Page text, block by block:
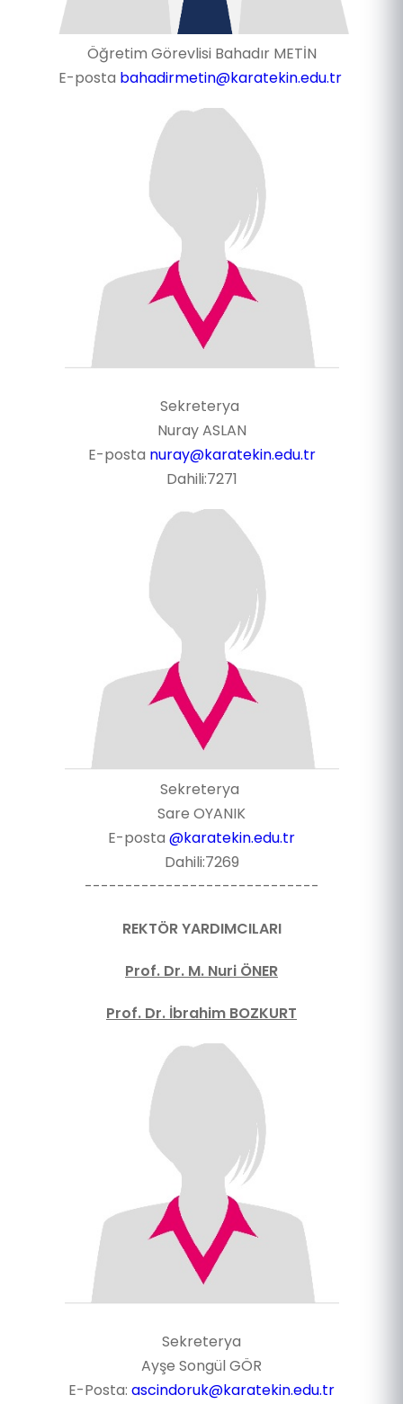
Öğretim Görevlisi Bahadır METİN
E-posta bahadirmetin@karatekin.edu.tr
Sekreterya
Nuray ASLAN
E-posta nuray@karatekin.edu.tr
Dahili:7271
Sekreterya
Sare OYANIK
E-posta @karatekin.edu.tr
Dahili:7269
-----------------------------
REKTÖR YARDIMCILARI
Prof. Dr. M. Nuri ÖNER
Prof. Dr. İbrahim BOZKURT
Sekreterya
Ayşe Songül GÖR
E-Posta: ascindoruk@karatekin.edu.tr